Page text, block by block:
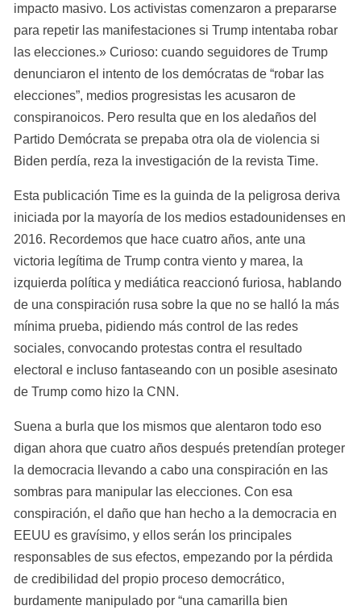
impacto masivo. Los activistas comenzaron a prepararse
para repetir las manifestaciones si Trump intentaba robar
las elecciones.» Curioso: cuando seguidores de Trump
denunciaron el intento de los demócratas de “robar las
elecciones”, medios progresistas les acusaron de
conspiranoicos. Pero resulta que en los aledaños del
Partido Demócrata se prepaba otra ola de violencia si
Biden perdía, reza la investigación de la revista Time.
Esta publicación Time es la guinda de la peligrosa deriva
iniciada por la mayoría de los medios estadounidenses en
2016. Recordemos que hace cuatro años, ante una
victoria legítima de Trump contra viento y marea, la
izquierda política y mediática reaccionó furiosa, hablando
de una conspiración rusa sobre la que no se halló la más
mínima prueba, pidiendo más control de las redes
sociales, convocando protestas contra el resultado
electoral e incluso fantaseando con un posible asesinato
de Trump como hizo la CNN.
Suena a burla que los mismos que alentaron todo eso
digan ahora que cuatro años después pretendían proteger
la democracia llevando a cabo una conspiración en las
sombras para manipular las elecciones. Con esa
conspiración, el daño que han hecho a la democracia en
EEUU es gravísimo, y ellos serán los principales
responsables de sus efectos, empezando por la pérdida
de credibilidad del propio proceso democrático,
burdamente manipulado por “una camarilla bien